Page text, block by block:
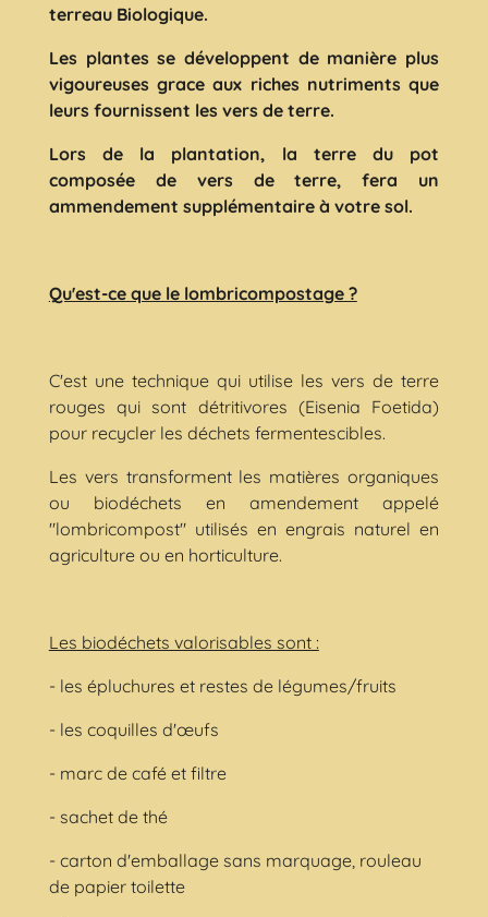
terreau Biologique.
Les plantes se développent de manière plus
vigoureuses grace aux riches nutriments que
leurs fournissent les vers de terre.
Lors de la plantation, la terre du pot
composée de vers de terre, fera un
ammendement supplémentaire à votre sol.
Qu'est-ce que le lombricompostage ?
C'est une technique qui utilise les vers de terre
rouges qui sont détritivores (Eisenia Foetida)
pour recycler les déchets fermentescibles.
Les vers transforment les matières organiques
ou biodéchets en amendement appelé
"lombricompost" utilisés en engrais naturel en
agriculture ou en horticulture.
Les biodéchets valorisables sont :
- les épluchures et restes de légumes/fruits
- les coquilles d'œufs
- marc de café et filtre
- sachet de thé
- carton d'emballage sans marquage, rouleau
de papier toilette